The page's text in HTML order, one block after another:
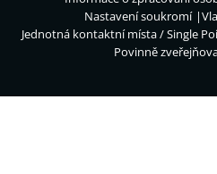
Nastavení soukromí
Jednotná kontaktní místa / Single
Povinně